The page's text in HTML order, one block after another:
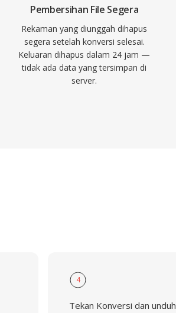
Pembersihan File Segera
Rekaman yang diunggah dihapus
segera setelah konversi selesai.
Keluaran dihapus dalam 24 jam —
tidak ada data yang tersimpan di
server.
4
Tekan Konversi dan unduh